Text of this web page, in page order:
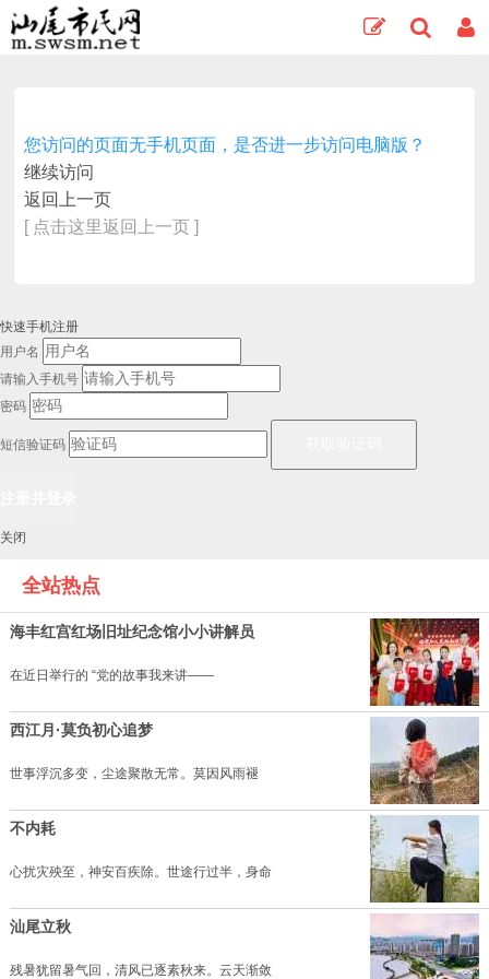
您访问的页面无手机页面，是否进一步访问电脑版？
继续访问
返回上一页
[ 点击这里返回上一页 ]
快速手机注册
用户名
请输入手机号
密码
短信验证码
关闭
全站热点
海丰红宫红场旧址纪念馆小小讲解员
在近日举行的 “党的故事我来讲——
西江月·莫负初心追梦
世事浮沉多变，尘途聚散无常。莫因风雨褪
不内耗
心扰灾殃至，神安百疾除。世途行过半，身命
汕尾立秋
残暑犹留暑气回，清风已逐素秋来。云天渐敛